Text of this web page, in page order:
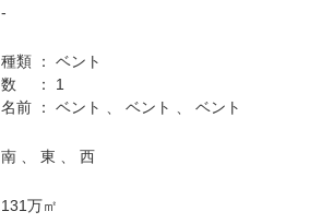
-
種類
ベント
数
1
名前
ベント 、 ベント 、 ベント
南 、 東 、 西
131万㎡